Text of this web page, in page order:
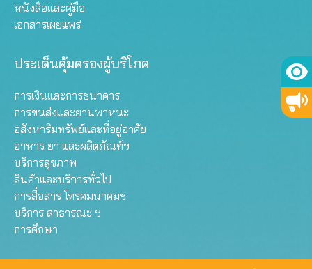
หนังสือและคู่มือ
เอกสารเผยแพร่
ประเด็นคุ้มครองผู้บริโภค
การเงินและการธนาคาร
การขนส่งและยานพาหนะ
อสังหาริมทรัพย์และที่อยู่อาศัย
อาหาร ยา และผลิตภัณฑ์ฯ
บริการสุขภาพ
สินค้าและบริการทั่วไป
การสื่อสาร โทรคมนาคมฯ
บริการ สาธารณะ ฯ
การศึกษา